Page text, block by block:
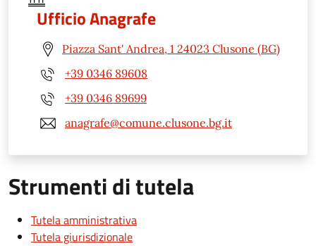
Ufficio Anagrafe
Piazza Sant' Andrea, 1 24023 Clusone (BG)
+39 0346 89608
+39 0346 89699
anagrafe@comune.clusone.bg.it
Strumenti di tutela
Tutela amministrativa
Tutela giurisdizionale